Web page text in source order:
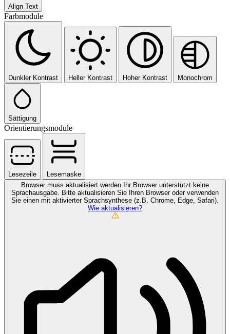
Align Text
Farbmodule
Dunkler Kontrast Heller Kontrast Hoher Kontrast Monochrom
Sättigung
Orientierungsmodule
Lesezeile
Lesemaske
Browser muss aktualisiert werden
Ihr Browser unterstützt keine
Sprachausgabe. Bitte aktualisieren Sie Ihren Browser oder verwenden
Sie einen mit aktivierter Sprachsynthese (z.B. Chrome, Edge, Safari).
Wie aktualisieren?